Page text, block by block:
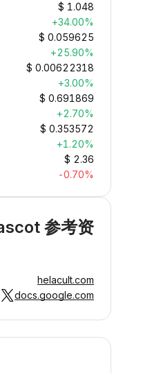
$ 1.048
+34.00%
$ 0.059625
+25.90%
$ 0.00622318
+3.00%
$ 0.691869
+2.70%
$ 0.353572
+1.20%
$ 2.36
-0.70%
参考资
helacult.com
docs.google.com